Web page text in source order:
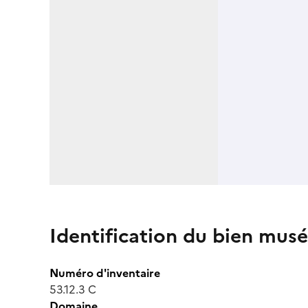
Identification du bien
Numéro d'inventaire
53.12.3 C